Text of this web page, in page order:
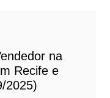
na
Recife e
2025)